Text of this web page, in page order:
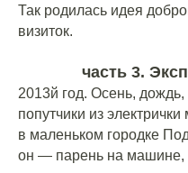
Так родилась идея
визиток.
часть 3.
2013й год. Осень,
попутчики из
в маленьком городке
он — парень на машине,